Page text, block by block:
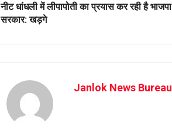
नीट धांधली में लीपापोती का प्रयास कर रही है भाजपा
सरकार: खड़गे
Janlok News Bureau